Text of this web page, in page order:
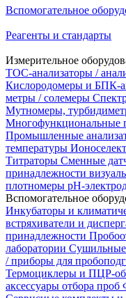
Вспомогательное
Реагенты и стандарты
Измерительное
TOC-анализаторы /
Кислородомеры и БПК-
метры / солемеры
Мутномеры,
Многофункциональные
Промышленные
температуры
Титраторы Сменные
принадлежности
плотномеры pH-
Вспомогательное
Инкубаторы и
встряхиватели и
принадлежности
лаборатории
/ приборы для
Термоциклеры и ПЦР-
аксессуары отбора проб